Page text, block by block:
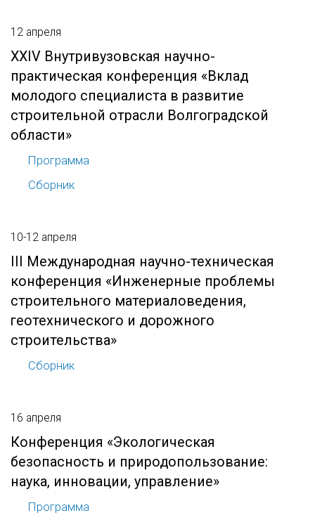
12 апреля
XXIV Внутривузовская научно-
практическая конференция «Вклад
молодого специалиста в развитие
строительной отрасли Волгоградской
области»
Программа
Сборник
10-12 апреля
III Международная научно-техническая
конференция «Инженерные проблемы
строительного материаловедения,
геотехнического и дорожного
строительства»
Сборник
16 апреля
Конференция «Экологическая
безопасность и природопользование:
наука, инновации, управление»
Программа